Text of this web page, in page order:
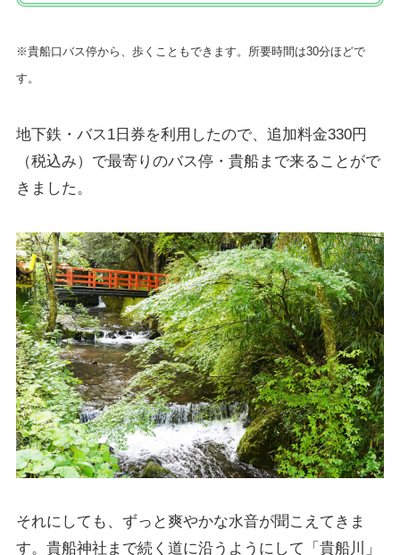
※貴船口バス停から、歩くこともできます。所要時間は30分ほどで
す。
地下鉄・バス1日券を利用したので、追加料金330円
（税込み）で最寄りのバス停・貴船まで来ることがで
きました。
それにしても、ずっと爽やかな水音が聞こえてきま
す。貴船神社まで続く道に沿うようにして「貴船川」